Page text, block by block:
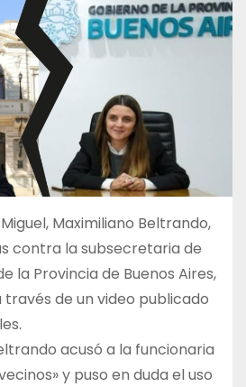
Maximiliano Beltrando,
contra la subsecretaria de
la Provincia de Buenos Aires,
través de un video publicado
acusó a la funcionaria
y puso en duda el uso